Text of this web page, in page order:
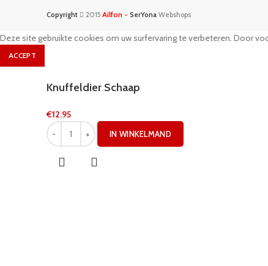
Copyright 2015 Ailfon - SerYona Webshops
Deze site gebruikte cookies om uw surfervaring te verbeteren. Door
ACCEPT
Knuffeldier Schaap
€12.95
IN WINKELMAND